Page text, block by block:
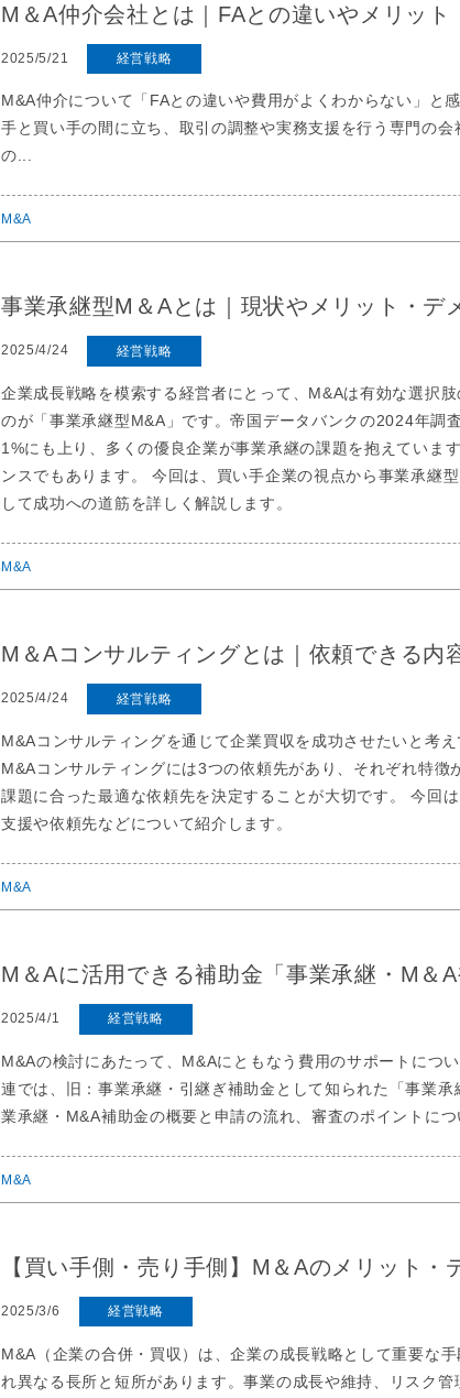
M＆A仲介会社とは｜FAとの違いやメリット
2025/5/21 経営戦略
M&A仲介について「FAとの違いや費用がよくわからない」と
手と買い手の間に立ち、取引の調整や実務支援を行う専門の
の...
M&A
事業承継型M＆Aとは｜現状やメリット・デ
2025/4/24 経営戦略
企業成長戦略を模索する経営者にとって、M&Aは有効な選択
のが「事業承継型M&A」です。帝国データバンクの2024年調
1%にも上り、多くの優良企業が事業承継の課題を抱えていま
ンスでもあります。 今回は、買い手企業の視点から事業承継
して成功への道筋を詳しく解説します。
M&A
M＆Aコンサルティングとは｜依頼できる内
2025/4/24 経営戦略
M&Aコンサルティングを通じて企業買収を成功させたいと考
M&Aコンサルティングには3つの依頼先があり、それぞれ特
課題に合った最適な依頼先を決定することが大切です。 今回
支援や依頼先などについて紹介します。
M&A
M＆Aに活用できる補助金「事業承継・M＆
2025/4/1 経営戦略
M&Aの検討にあたって、M&Aにともなう費用のサポートにつ
連では、旧：事業承継・引継ぎ補助金として知られた「事業
業承継・M&A補助金の概要と申請の流れ、審査のポイントにつ
M&A
【買い手側・売り手側】M＆Aのメリット・
2025/3/6 経営戦略
M&A（企業の合併・買収）は、企業の成長戦略として重要な
れ異なる長所と短所があります。事業の成長や維持、リスク